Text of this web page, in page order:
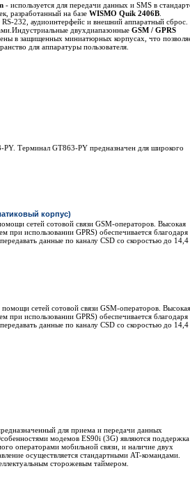
- используется для передачи данных и SMS в
разработанный на базе WISMO Quik 2406B
232, аудиоинтерфейс и внешний аппаратный сброс.
двухдиапазонные GSM / GPRS
в защищенных миниатюрных корпусах, что
для аппаратуры пользователя.
Терминал GT863-PY предназначен для широкого
корпус)
сетей сотовой связи GSM-операторов. Высокая
при использовании GPRS) обеспечивается благодаря
данные по каналу CSD со скоростью до 14,4
сетей сотовой связи GSM-операторов. Высокая
при использовании GPRS) обеспечивается благодаря
данные по каналу CSD со скоростью до 14,4
для приема и передачи данных
модемов ES90i (3G) являются поддержка
операторами мобильной связи, и наличие двух
осуществляется стандартными AT-командами.
сторожевым таймером.